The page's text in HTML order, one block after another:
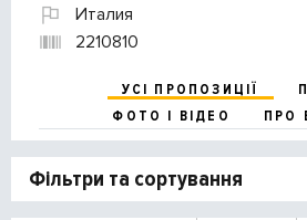
Италия
2210810
УСІ ПРОПОЗИЦІЇ
ФОТО І ВІДЕО
ПРО
Фільтри та сортування